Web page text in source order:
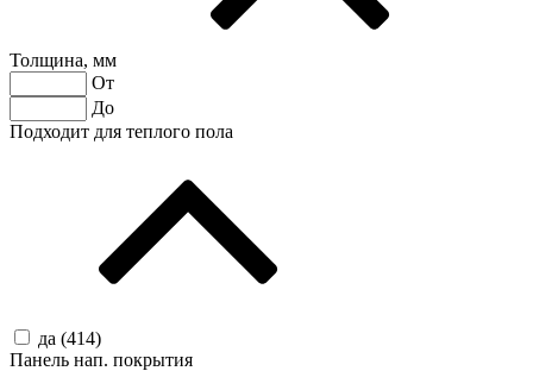
Толщина, мм
От
До
Подходит для теплого пола
да (414)
Панель нап. покрытия